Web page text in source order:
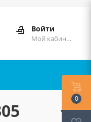
Войти
Мой кабинет
0